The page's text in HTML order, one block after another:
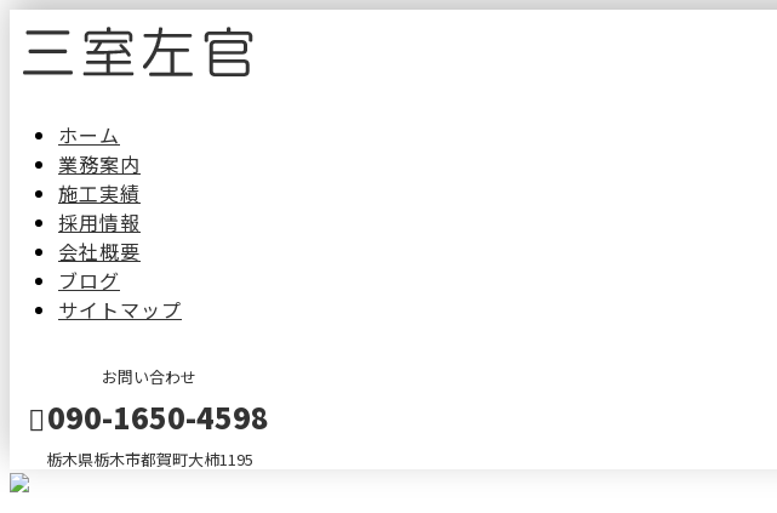
ホーム
業務案内
施工実績
採用情報
会社概要
ブログ
サイトマップ
お問い合わせ
090-1650-4598
栃木県栃木市都賀町大柿1195